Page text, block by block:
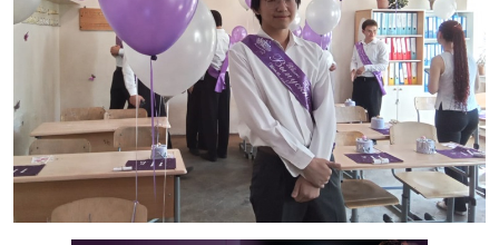
Təhsil
Müsahibə
Elm və innovasiya